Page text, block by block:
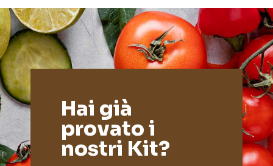
Hai già
provato i
nostri Kit?